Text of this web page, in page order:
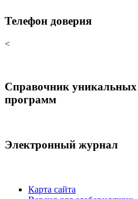
Телефон доверия
<
Справочник уникальных
программ
Электронный журнал
Карта сайта